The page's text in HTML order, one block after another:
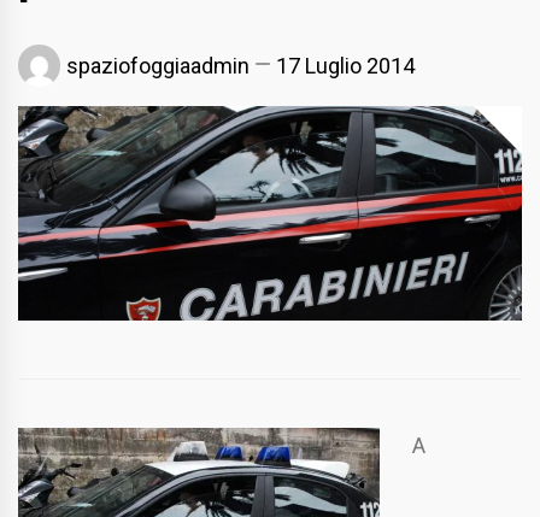
spaziofoggiaadmin 17 Luglio 2014
A